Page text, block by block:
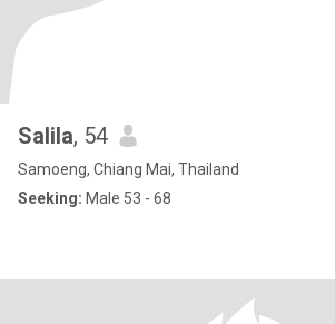
Salila, 54
Samoeng, Chiang Mai, Thailand
Seeking: Male 53 - 68